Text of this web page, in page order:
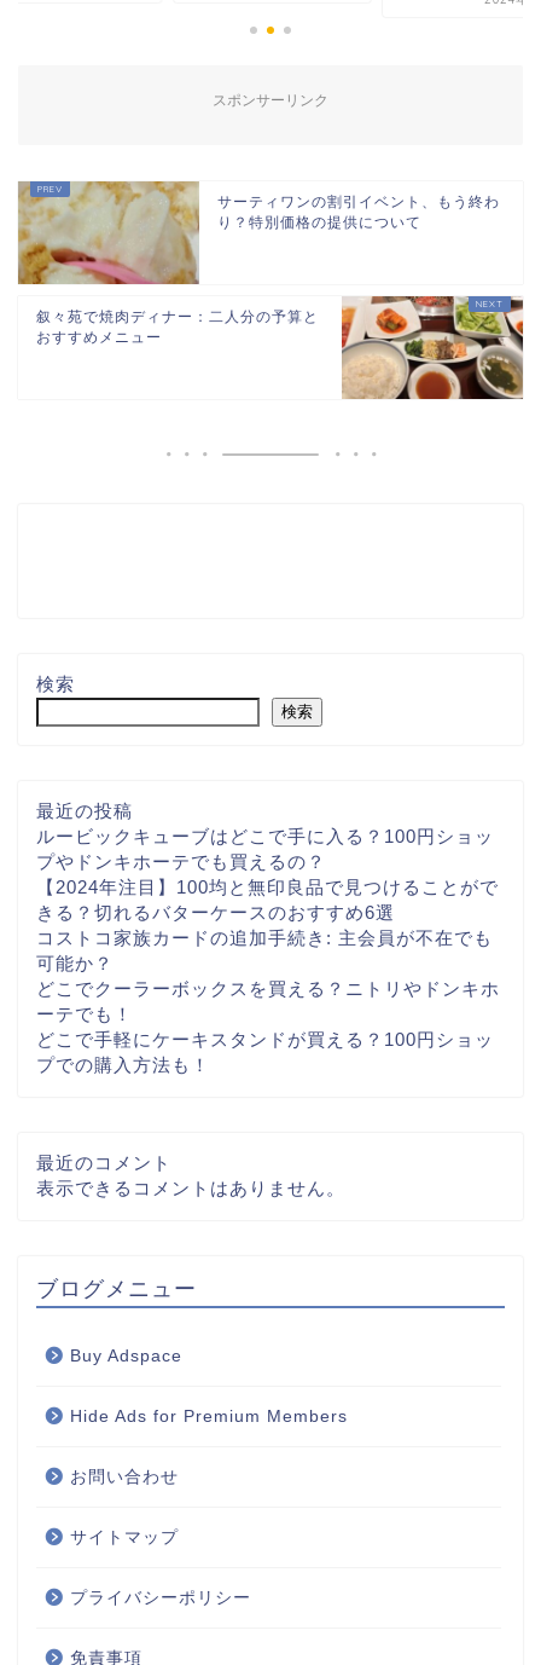
スポンサーリンク
サーティワンの割引イベント、もう終わ
り？特別価格の提供について
叙々苑で焼肉ディナー：二人分の予算と
おすすめメニュー
検索
検索
最近の投稿
ルービックキューブはどこで手に入る？100円ショッ
プやドンキホーテでも買えるの？
【2024年注目】100均と無印良品で見つけることがで
きる？切れるバターケースのおすすめ6選
コストコ家族カードの追加手続き: 主会員が不在でも
可能か？
どこでクーラーボックスを買える？ニトリやドンキホ
ーテでも！
どこで手軽にケーキスタンドが買える？100円ショッ
プでの購入方法も！
最近のコメント
表示できるコメントはありません。
ブログメニュー
Buy Adspace
Hide Ads for Premium Members
お問い合わせ
サイトマップ
プライバシーポリシー
免責事項